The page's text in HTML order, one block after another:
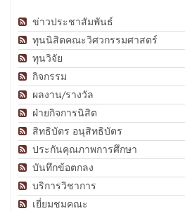
ข่าวประชาสัมพันธ์
ทุนนิสิตคณะวิศวกรรมศาสตร์
ทุนวิจัย
กิจกรรม
ผลงาน/รางวัล
ฝ่ายกิจการนิสิต
สิทธิบัตร อนุสิทธิบัตร
ประกันคุณภาพการศึกษา
บันทึกข้อตกลง
บริการวิชาการ
เยี่ยมชมคณะ